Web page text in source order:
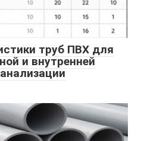
труб ПВХ для
и внутренней